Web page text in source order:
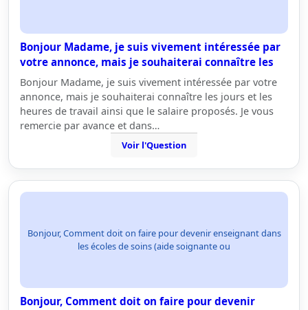
Bonjour Madame, je suis vivement intéressée par
votre annonce, mais je souhaiterai connaître les
Bonjour Madame, je suis vivement intéressée par votre
annonce, mais je souhaiterai connaître les jours et les
heures de travail ainsi que le salaire proposés. Je vous
remercie par avance et dans…
Voir l'Question
Bonjour, Comment doit on faire pour devenir enseignant dans
les écoles de soins (aide soignante ou
Bonjour, Comment doit on faire pour devenir